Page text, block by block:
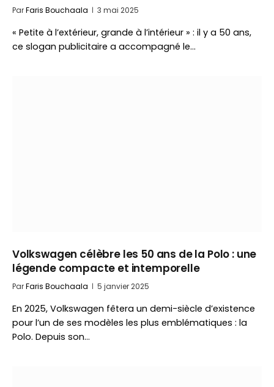
ParFaris Bouchaala 3 mai 2025
« Petite à l’extérieur, grande à l’intérieur » : il y a 50 ans,
ce slogan publicitaire a accompagné le…
Volkswagen célèbre les 50 ans de la Polo : une
légende compacte et intemporelle
ParFaris Bouchaala 5 janvier 2025
En 2025, Volkswagen fêtera un demi-siècle d’existence
pour l’un de ses modèles les plus emblématiques : la
Polo. Depuis son…